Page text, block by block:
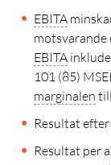
EBITA
motsvarande
EBITA
101 (85)
marginalen
Resultat
Resultat per